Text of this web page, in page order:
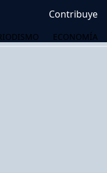
Contribuye
ECONOMÍA